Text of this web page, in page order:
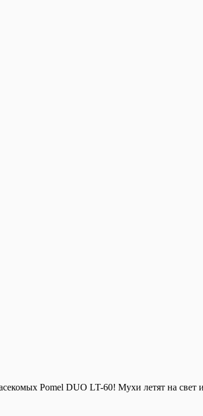
Pomel DUO LT-60! Мухи летят на